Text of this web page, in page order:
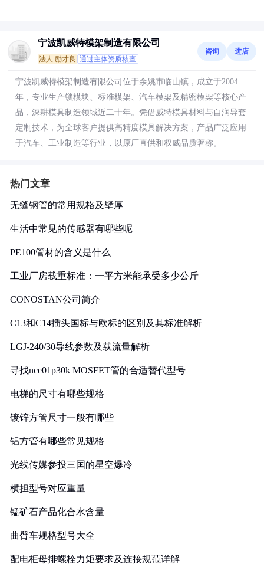
宁波凯威特模架制造有限公司
法人:励才良 通过主体资质核查
咨询 进店
宁波凯威特模架制造有限公司位于余姚市临山镇，成立于2004
年，专业生产锁模块、标准模架、汽车模架及精密模架等核心产
品，深耕模具制造领域近二十年。凭借威特模具材料与自润导套
定制技术，为全球客户提供高精度模具解决方案，产品广泛应用
于汽车、工业制造等行业，以原厂直供和权威品质著称。
热门文章
无缝钢管的常用规格及壁厚
生活中常见的传感器有哪些呢
PE100管材的含义是什么
工业厂房载重标准：一平方米能承受多少公斤
CONOSTAN公司简介
C13和C14插头国标与欧标的区别及其标准解析
LGJ-240/30导线参数及载流量解析
寻找nce01p30k MOSFET管的合适替代型号
电梯的尺寸有哪些规格
镀锌方管尺寸一般有哪些
铝方管有哪些常见规格
光线传媒参投三国的星空爆冷
横担型号对应重量
锰矿石产品化合水含量
曲臂车规格型号大全
配电柜母排螺栓力矩要求及连接规范详解